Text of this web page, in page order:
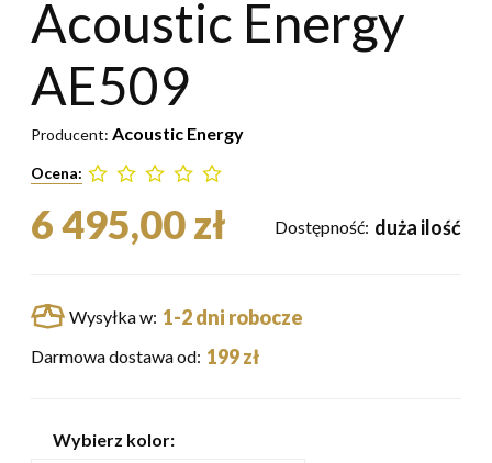
Acoustic Energy
AE509
Producent: Acoustic Energy
Ocena:
6 495,00 zł Dostępność: duża ilość
Wysyłka w: 1-2 dni robocze
Darmowa dostawa od: 199 zł
Wybierz kolor: